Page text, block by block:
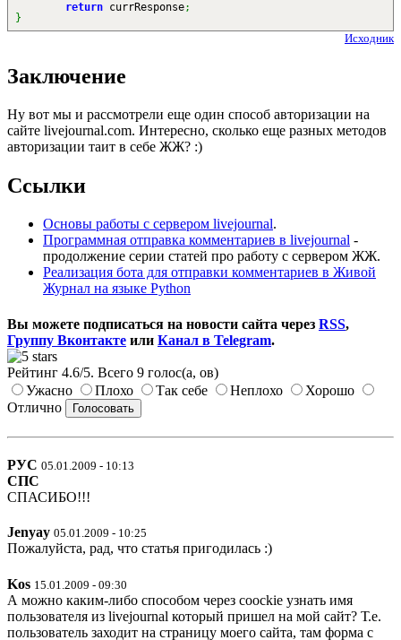
return currResponse;
}
Исходник
Заключение
Ну вот мы и рассмотрели еще один способ авторизации на
сайте livejournal.com. Интересно, сколько еще разных методов
авторизации таит в себе ЖЖ? :)
Ссылки
Основы работы с сервером livejournal.
Программная отправка комментариев в livejournal -
продолжение серии статей про работу с сервером ЖЖ.
Реализация бота для отправки комментариев в Живой
Журнал на языке Python
Вы можете подписаться на новости сайта через RSS,
Группу Вконтакте или Канал в Telegram.
Рейтинг 4.6/5. Всего 9 голос(а, ов)
Ужасно
Плохо Так себе Неплохо
Хорошо
Отлично
РУС 05.01.2009 - 10:13
СПС
СПАСИБО!!!
Jenyay 05.01.2009 - 10:25
Пожалуйста, рад, что статья пригодилась :)
Kos 15.01.2009 - 09:30
А можно каким-либо способом через coockie узнать имя
пользователя из livejournal который пришел на мой сайт? Т.е.
пользователь заходит на страницу моего сайта, там форма с